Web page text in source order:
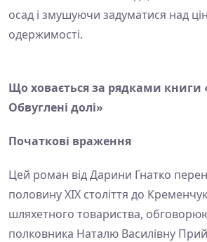
осад і змушуючи задуматися над
одержимості.
Що ховається за рядками книги
Обвуглені долі»
Початкові враження
Цей роман від Дарини Гнатко
половину XIX століття до
шляхетного товариства,
полковника Наталю Василівну